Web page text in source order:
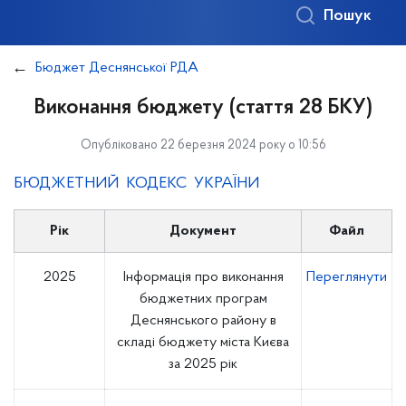
Пошук
Бюджет Деснянської РДА
Виконання бюджету (стаття 28 БКУ)
Опубліковано 22 березня 2024 року о 10:56
БЮДЖЕТНИЙ КОДЕКС УКРАЇНИ
Рік Документ Файл
2025
Інформація про виконання
бюджетних програм
Деснянського району в
складі бюджету міста Києва
за 2025 рік
Переглянути